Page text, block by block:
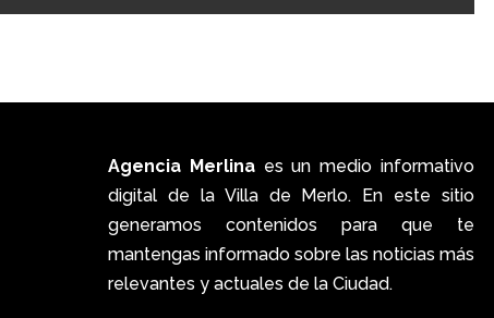
Agencia Merlinaes un medio informativo
digital de la Villa de Merlo. En este sitio
generamos contenidos para que te
mantengas informado sobre las noticias más
relevantes y actuales de la Ciudad.